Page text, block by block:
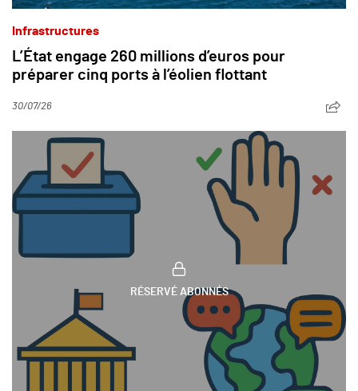
Infrastructures
L’État engage 260 millions d’euros pour
préparer cinq ports à l’éolien flottant
30/07/26
RÉSERVÉ ABONNÉS